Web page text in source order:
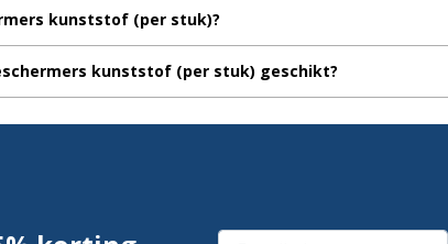
kunststof (per stuk)?
kunststof (per stuk) geschikt?